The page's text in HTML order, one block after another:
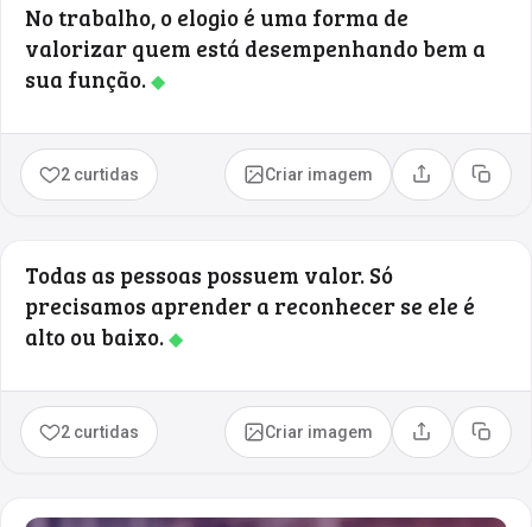
No trabalho, o elogio é uma forma de
valorizar quem está desempenhando bem a
sua função.◆
2 curtidas Criar imagem Compartilhar
Copiar
Todas as pessoas possuem valor. Só
precisamos aprender a reconhecer se ele é
alto ou baixo.◆
2 curtidas Criar imagem Compartilhar
Copiar